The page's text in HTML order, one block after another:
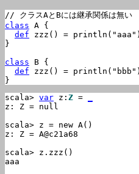
class A {
def zzz() = println("aaa")
}
class B {
def zzz() = println("bbb")
}
scala> var z: Z =
z: Z = null
scala> z = new A()
z: Z = A@c21a68
scala> z.zzz()
aaa